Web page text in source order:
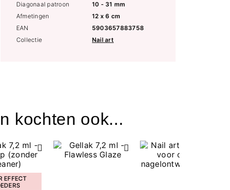
Diagonaal patroon
10 - 31 mm
Afmetingen
12 x 6 cm
EAN
5903657883758
Collectie
Nail art
kochten ook...
EFFECT